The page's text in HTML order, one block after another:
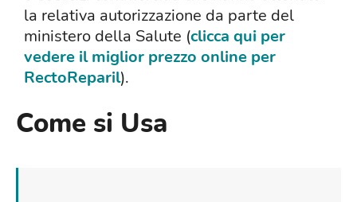
la relativa autorizzazione da parte del
ministero della Salute (clicca qui per
vedere il miglior prezzo online per
RectoReparil).
Come si Usa